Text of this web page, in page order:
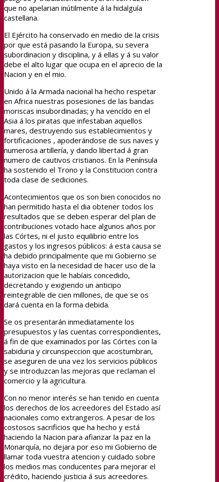
que no apelarian inútilmente á la hidalguía
castellana.
El Ejército ha conservado en medio de la crisis
por que está pasando la Europa, su severa
subordinacion y disciplina, y á ellas y á su valor
debe el alto lugar que ocupa en el aprecio de la
Nacion y en el mio.
Unido á la Armada nacional ha hecho respetar
en Africa nuestras posesiones de las bandas
moriscas insubordinadas; y ha vencído en el
Asia á los piratas que infestaban aquellos
mares, destruyendo sus establecimientos y
fortificaciones , apoderándose de sus naves y
numerosa artillería, y dando libertad á gran
numero de cautivos cristianos. En la Península
ha sostenido el Trono y la Constitucion contra
toda clase de sediciones.
Acontecimientos que os son bien conocidos no
han permitido hasta el dia obtener todos los
resultados que se deben esperar del plan de
contribuciones votado hace algunos años por
las Córtes, ni el justo equilibrio entre los
gastos y los ingresos públicos: á esta causa se
ha debido principalmente que mi Gobierno se
haya visto en la necesidad de hacer uso de la
autorizacion que le habíais concedido,
decretando y exigiendo un anticipo
reintegrable de cien millones, de que se os
dará cuenta en la forma debida.
Se os presentarán inmediatamente los
presupuestos y las cuentas correspondientes,
á fin de que examinados por las Córtes con la
sabiduria y circunspeccion que acostumbran,
se aseguren de una vez los servicios públicos
y se introduzcan las mejoras que reclaman el
comercio y la agricultura.
Con no menor interés se han tenido en cuenta
los derechos de los acreedores del Estado así
nacionales como extrangeros. A pesar de los
costosos sacrificios que ha hecho y está
haciendo la Nacion para afianzar la paz en la
Monarquía, no dejara por eso mi Gobierno de
llamar toda vuestra atencion y cuidado sobre
los medios mas conducentes para mejorar el
crédito, haciendo justicia á sus acreedores.